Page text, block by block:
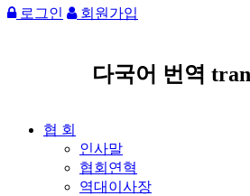
로그인 회원가입
다국어 번역
협 회
인사말
협회연혁
역대이사장